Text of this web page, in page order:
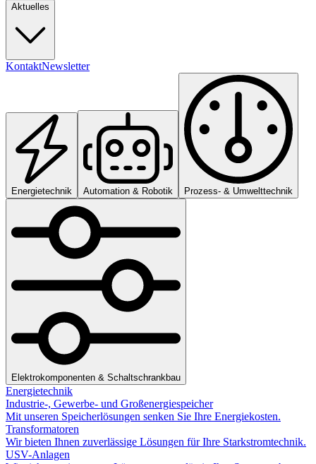
Aktuelles
KontaktNewsletter
Energietechnik Automation & Robotik Prozess- & Umwelttechnik
Elektrokomponenten & Schaltschrankbau
Energietechnik
Industrie-, Gewerbe- und Großenergiespeicher
Mit unseren Speicherlösungen senken Sie Ihre Energiekosten.
Transformatoren
Wir bieten Ihnen zuverlässige Lösungen für Ihre Starkstromtechnik.
USV-Anlagen